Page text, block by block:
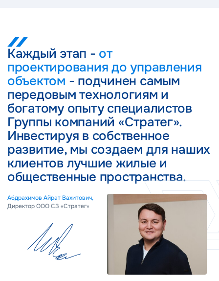
Каждый этап - от
проектирования до управления
объектом - подчинен самым
передовым технологиям и
богатому опыту специалистов
Группы компаний «Стратег».
Инвестируя в собственное
развитие, мы создаем для наших
клиентов лучшие жилые и
общественные пространства.
Абдрахимов Айрат Вахитович,
Директор ООО СЗ «Стратег»